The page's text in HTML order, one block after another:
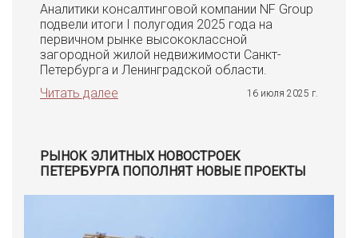
Аналитики консалтинговой компании NF Group
подвели итоги I полугодия 2025 года на
первичном рынке высококлассной
загородной жилой недвижимости Санкт-
Петербурга и Ленинградской области.
Читать далее
16 июля 2025 г.
РЫНОК ЭЛИТНЫХ НОВОСТРОЕК
ПЕТЕРБУРГА ПОПОЛНЯТ НОВЫЕ ПРОЕКТЫ